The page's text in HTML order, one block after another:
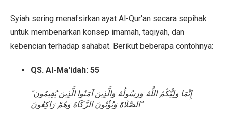
Syiah sering menafsirkan ayat Al-Qur'an secara sepihak
untuk membenarkan konsep imamah, taqiyah, dan
kebencian terhadap sahabat. Berikut beberapa contohnya:
QS. Al-Ma'idah: 55
"إِنَّمَا وَلِيُّكُمُ اللَّهُ وَرَسُولُهُ وَالَّذِينَ آمَنُوا الَّذِينَ يُقِيمُونَ
الصَّلَاةَ وَيُؤْتُونَ الزَّكَاةَ وَهُمْ رَاكِعُونَ"